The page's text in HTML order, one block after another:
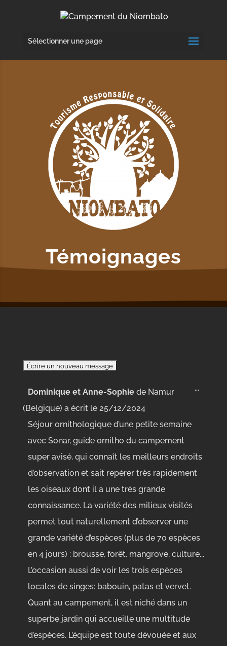
Sélectionner une page
Témoignages
Dominique et Anne-Sophie de Namur
(Belgique) a écrit le25/12/2024
Séjour ornithologique d’une petite semaine
avec Sonar, guide ornitho du campement
super avisé, qui connaît les meilleurs endroits
d’observation et sait repérer très rapidement
les oiseaux dont il a une très grande
connaissance. La variété des milieux visités
permet tout naturellement d’observer une
grande variété d’espèces (plus de 70 espèces
en 4 jours) : brousse, forêt, mangrove, culture...
L’occasion aussi de voir les trois espèces
locales de singes: babouin, patas et vervet.
Quant au campement, il est niché dans un
superbe jardin qui accueille une multitude
d’espèces. L’équipe est toute dévouée et aux
...